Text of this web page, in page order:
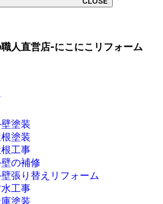
人直営店-にこにこリフォーム
塗装
根塗装
根工事
の補修
張り替えリフォーム
水工事
塗装